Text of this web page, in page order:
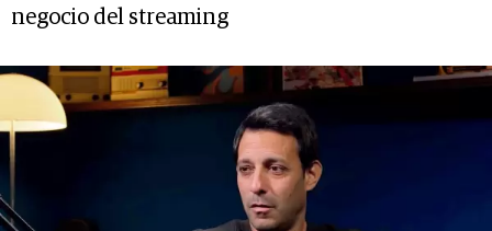
negocio del streaming